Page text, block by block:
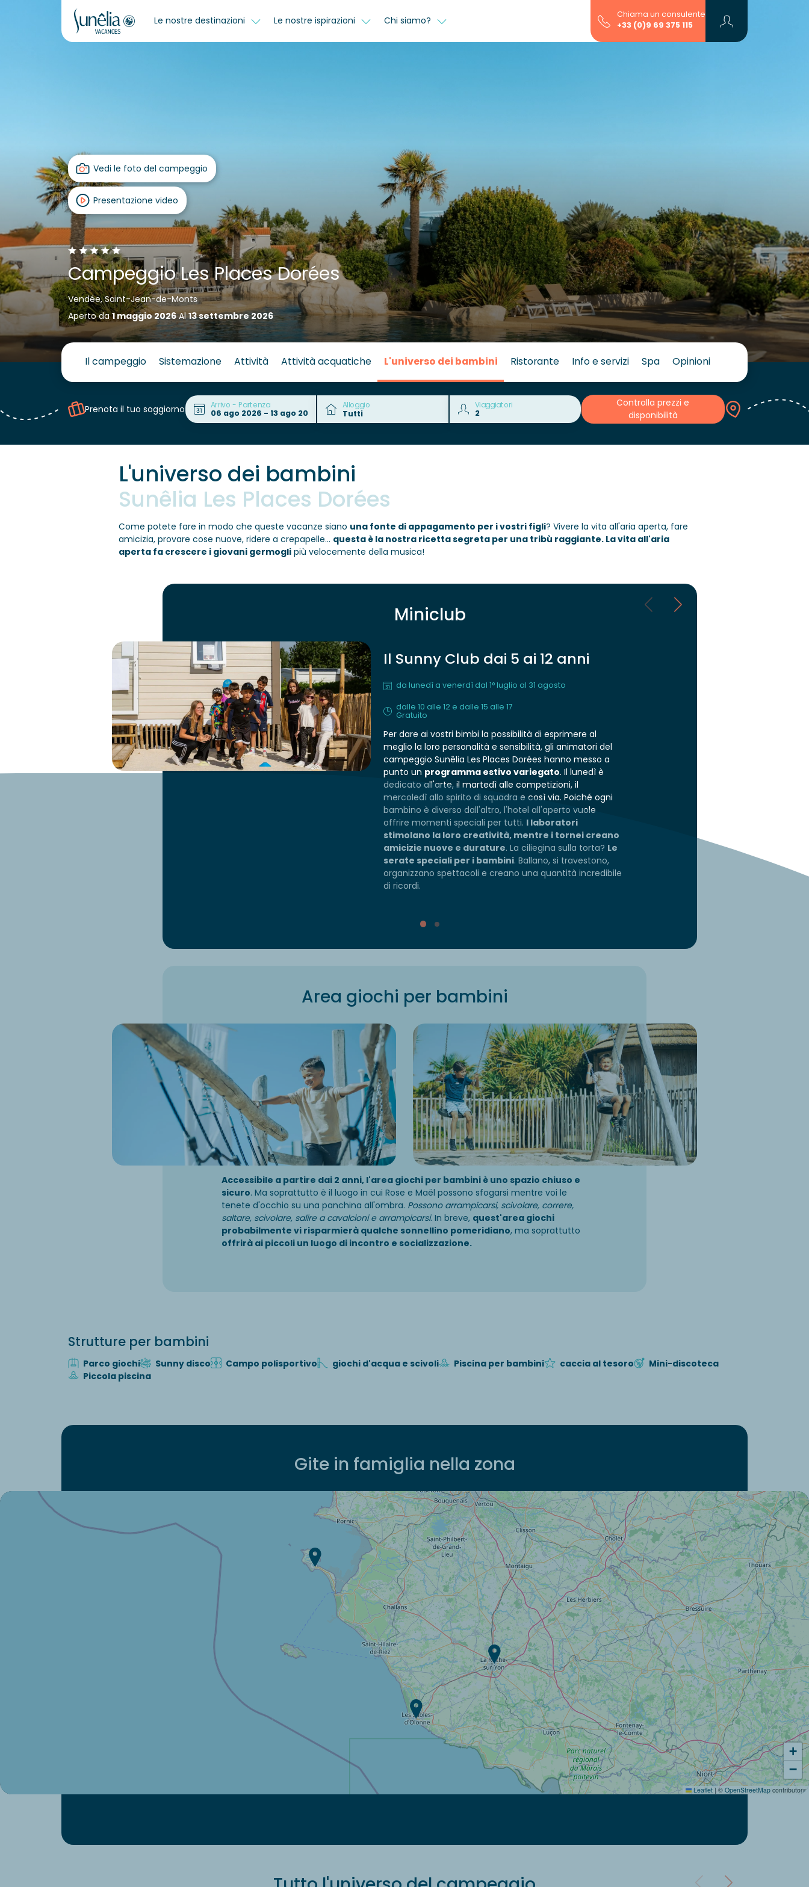
Le nostre destinazioni Le nostre ispirazioni Chi siamo?
Chiama un consulente
+33 (0)9 69 375 115
Vedi le foto del campeggio
Presentazione video
Campeggio Les Places Dorées
Vendée, Saint-Jean-de-Monts
Aperto da1 maggio 2026Al13 settembre 2026
Il campeggio Sistemazione Attività Attività acquatiche L'universo dei bambini Ristorante Info e servizi Spa Opinioni
Prenota il tuo soggiorno Arrivo - Partenza Alloggio Viaggiatori
Controlla prezzi e
disponibilità
L'universo dei bambini
Sunêlia Les Places Dorées
Come potete fare in modo che queste vacanze siano una fonte di appagamento per i vostri figli? Vivere la vita all'aria aperta, fare
amicizia, provare cose nuove, ridere a crepapelle... questa è la nostra ricetta segreta per una tribù raggiante. La vita all'aria
aperta fa crescere i giovani germoglipiù velocemente della musica!
Miniclub
Il Sunny Club dai 5 ai 12 anni
da lunedì a venerdì dal 1° luglio al 31 agosto
dalle 10 alle 12 e dalle 15 alle 17
Gratuito
Per dare ai vostri bimbi la possibilità di esprimere al
meglio la loro personalità e sensibilità, gli animatori del
campeggio Sunêlia Les Places Dorées hanno messo a
punto un programma estivo variegato. Il lunedì è
dedicato all'arte, il martedì alle competizioni, il
mercoledì allo spirito di squadra e così via. Poiché ogni
bambino è diverso dall'altro, l'hotel all'aperto vuole
offrire momenti speciali per tutti. I laboratori
stimolano la loro creatività, mentre i tornei creano
amicizie nuove e durature. La ciliegina sulla torta? Le
serate speciali per i bambini. Ballano, si travestono,
organizzano spettacoli e creano una quantità incredibile
di ricordi.
Area giochi per bambini
Accessibile a partire dai 2 anni, l'area giochi per bambini è uno spazio chiuso e
sicuro. Ma soprattutto è il luogo in cui Rose e Maël possono sfogarsi mentre voi le
tenete d'occhio su una panchina all'ombra. Possono arrampicarsi, scivolare, correre,
saltare, scivolare, salire a cavalcioni e arrampicarsi. In breve, quest'area giochi
probabilmente vi risparmierà qualche sonnellino pomeridiano, ma soprattutto
offrirà ai piccoli un luogo di incontro e socializzazione.
Strutture per bambini
Parco giochi Sunny disco Campo polisportivo giochi d'acqua e scivoli Piscina per bambini caccia al tesoro
Mini-discoteca
Piccola piscina
Gite in famiglia nella zona
+
−
Leaflet | © OpenStreetMap contributors